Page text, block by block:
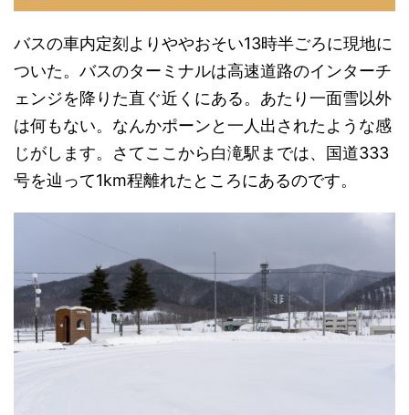
バスの車内定刻よりややおそい13時半ごろに現地に
ついた。バスのターミナルは高速道路のインターチ
ェンジを降りた直ぐ近くにある。あたり一面雪以外
は何もない。なんかポーンと一人出されたような感
じがします。さてここから白滝駅までは、国道333
号を辿って1km程離れたところにあるのです。